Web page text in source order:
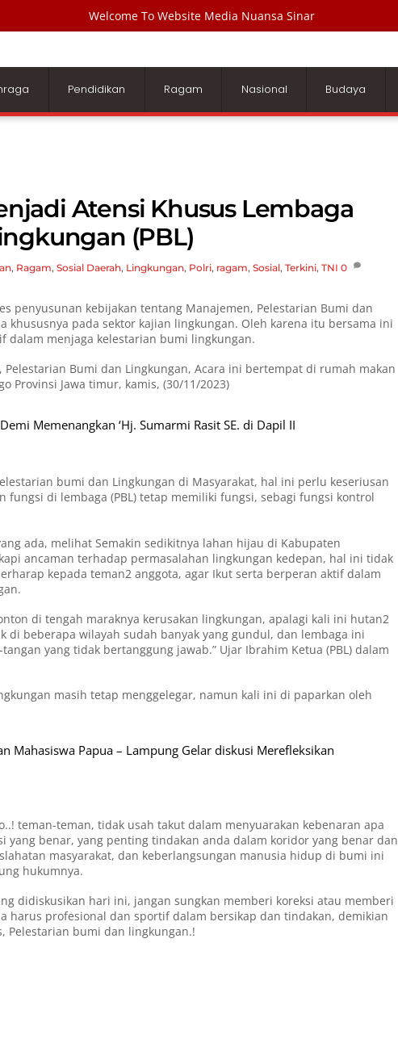
Welcome To Website Media Nuansa Sinar
Pendidikan Ragam Nasional Budaya
Atensi Khusus Lembaga
(PBL)
, Ragam, Sosial Daerah, Lingkungan, Polri, ragam, Sosial, Terkini, TNI 0
penyusunan kebijakan tentang Manajemen, Pelestarian Bumi dan
khususnya pada sektor kajian lingkungan. Oleh karena itu bersama ini
dalam menjaga kelestarian bumi lingkungan.
Bumi dan Lingkungan, Acara ini bertempat di rumah makan
Provinsi Jawa timur, kamis, (30/11/2023)
Memenangkan ‘Hj. Sumarmi Rasit SE. di Dapil II
bumi dan Lingkungan di Masyarakat, hal ini perlu keseriusan
di lembaga (PBL) tetap memiliki fungsi, sebagi fungsi kontrol
ada, melihat Semakin sedikitnya lahan hijau di Kabupaten
ancaman terhadap permasalahan lingkungan kedepan, hal ini tidak
kepada teman2 anggota, agar Ikut serta berperan aktif dalam
di tengah maraknya kerusakan lingkungan, apalagi kali ini hutan2
di beberapa wilayah sudah banyak yang gundul, dan lembaga ini
yang tidak bertanggung jawab.” Ujar Ibrahim Ketua (PBL) dalam
masih tetap menggelegar, namun kali ini di paparkan oleh
Mahasiswa Papua – Lampung Gelar diskusi Merefleksikan
teman-teman, tidak usah takut dalam menyuarakan kebenaran apa
yang benar, yang penting tindakan anda dalam koridor yang benar dan
masyarakat, dan keberlangsungan manusia hidup di bumi ini
hukumnya.
didiskusikan hari ini, jangan sungkan memberi koreksi atau memberi
harus profesional dan sportif dalam bersikap dan tindakan, demikian
Pelestarian bumi dan lingkungan.!